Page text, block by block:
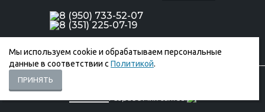
8 (950) 733-52-07
8 (351) 225-07-19
Политика обработки персональных данных
Мы используем cookie и обрабатываем персональные
данные в соответствии с Политикой.
ПРИНЯТЬ